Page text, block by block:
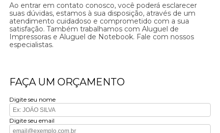
Ao entrar em contato conosco, você poderá esclarecer
suas dúvidas, estamos à sua disposição, através de um
atendimento cuidadoso e comprometido com a sua
satisfação. Também trabalhamos com Aluguel de
Impressoras e Aluguel de Notebook. Fale com nossos
especialistas.
FAÇA UM ORÇAMENTO
Digite seu nome
Digite seu email